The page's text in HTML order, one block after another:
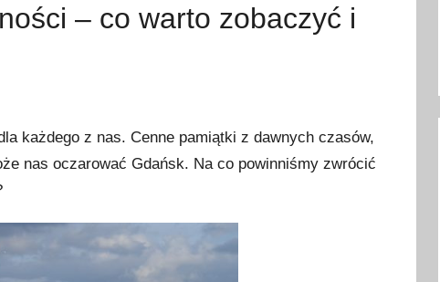
– co warto zobaczyć i
każdego z nas. Cenne pamiątki z dawnych czasów,
nas oczarować Gdańsk. Na co powinniśmy zwrócić